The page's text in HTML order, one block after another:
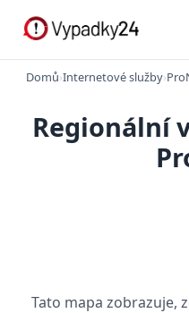
Domů›Internetové služby›
Regionální
Tato mapa zobrazuje,